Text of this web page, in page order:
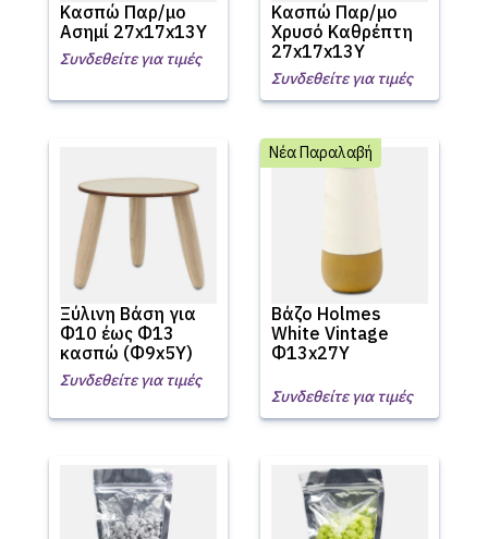
Κασπώ Παρ/μο
Ασημί 27x17x13Υ
Συνδεθείτε για τιμές
Κασπώ Παρ/μο
Χρυσό Καθρέπτη
27x17x13Υ
Συνδεθείτε για τιμές
Ξύλινη Βάση για
Φ10 έως Φ13
κασπώ (Φ9x5Υ)
Συνδεθείτε για τιμές
Βάζο Holmes
White Vintage
Φ13x27Υ
Νέα Παραλαβή
Συνδεθείτε για τιμές